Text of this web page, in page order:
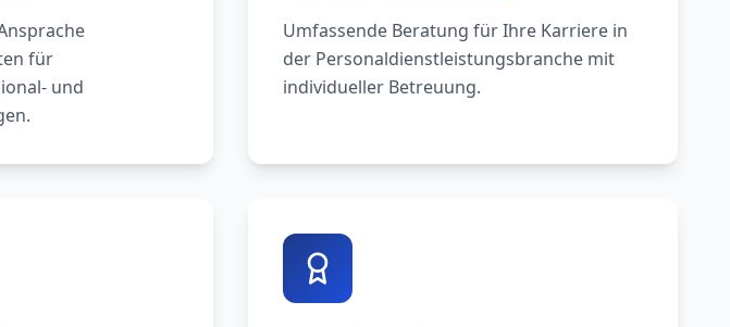
für
und
Umfassende Beratung für Ihre Karriere in
der Personaldienstleistungsbranche mit
individueller Betreuung.